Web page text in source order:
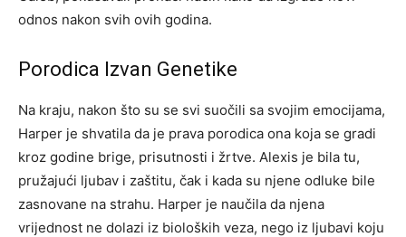
odnos nakon svih ovih godina.
Porodica Izvan Genetike
Na kraju, nakon što su se svi suočili sa svojim emocijama,
Harper je shvatila da je prava porodica ona koja se gradi
kroz godine brige, prisutnosti i žrtve. Alexis je bila tu,
pružajući ljubav i zaštitu, čak i kada su njene odluke bile
zasnovane na strahu. Harper je naučila da njena
vrijednost ne dolazi iz bioloških veza, nego iz ljubavi koju